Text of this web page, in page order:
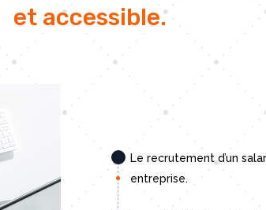
et accessible.
Le recrutement d’un
entreprise.